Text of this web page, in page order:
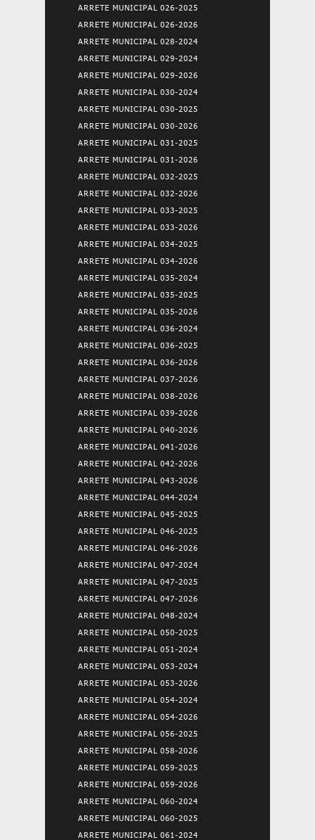
ARRETE MUNICIPAL 026-2025
ARRETE MUNICIPAL 026-2026
ARRETE MUNICIPAL 028-2024
ARRETE MUNICIPAL 029-2024
ARRETE MUNICIPAL 029-2026
ARRETE MUNICIPAL 030-2024
ARRETE MUNICIPAL 030-2025
ARRETE MUNICIPAL 030-2026
ARRETE MUNICIPAL 031-2025
ARRETE MUNICIPAL 031-2026
ARRETE MUNICIPAL 032-2025
ARRETE MUNICIPAL 032-2026
ARRETE MUNICIPAL 033-2025
ARRETE MUNICIPAL 033-2026
ARRETE MUNICIPAL 034-2025
ARRETE MUNICIPAL 034-2026
ARRETE MUNICIPAL 035-2024
ARRETE MUNICIPAL 035-2025
ARRETE MUNICIPAL 035-2026
ARRETE MUNICIPAL 036-2024
ARRETE MUNICIPAL 036-2025
ARRETE MUNICIPAL 036-2026
ARRETE MUNICIPAL 037-2026
ARRETE MUNICIPAL 038-2026
ARRETE MUNICIPAL 039-2026
ARRETE MUNICIPAL 040-2026
ARRETE MUNICIPAL 041-2026
ARRETE MUNICIPAL 042-2026
ARRETE MUNICIPAL 043-2026
ARRETE MUNICIPAL 044-2024
ARRETE MUNICIPAL 045-2025
ARRETE MUNICIPAL 046-2025
ARRETE MUNICIPAL 046-2026
ARRETE MUNICIPAL 047-2024
ARRETE MUNICIPAL 047-2025
ARRETE MUNICIPAL 047-2026
ARRETE MUNICIPAL 048-2024
ARRETE MUNICIPAL 050-2025
ARRETE MUNICIPAL 051-2024
ARRETE MUNICIPAL 053-2024
ARRETE MUNICIPAL 053-2026
ARRETE MUNICIPAL 054-2024
ARRETE MUNICIPAL 054-2026
ARRETE MUNICIPAL 056-2025
ARRETE MUNICIPAL 058-2026
ARRETE MUNICIPAL 059-2025
ARRETE MUNICIPAL 059-2026
ARRETE MUNICIPAL 060-2024
ARRETE MUNICIPAL 060-2025
ARRETE MUNICIPAL 061-2024